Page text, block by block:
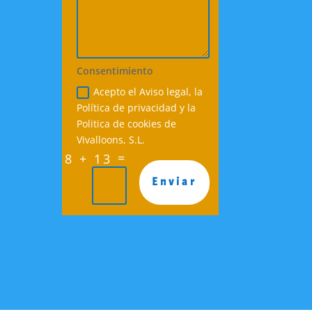
Consentimiento
Acepto el Aviso legal, la
Política de privacidad y la
Politica de cookies de
Vivalloons, S.L.
8 + 13 =
Enviar